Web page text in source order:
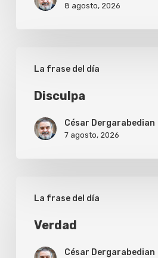
8 agosto, 2026
La frase del día
Disculpa
César Dergarabedian
7 agosto, 2026
La frase del día
Verdad
César Dergarabedian